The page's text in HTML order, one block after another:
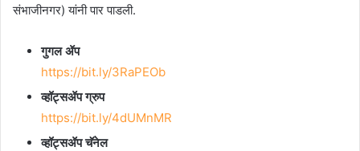
संभाजीनगर) यांनी पार पाडली.
गुगल ॲप
https://bit.ly/3RaPEOb
व्हॉट्सॲप ग्रुप
https://bit.ly/4dUMnMR
व्हॉट्सॲप चॅनेल